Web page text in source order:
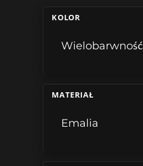
KOLOR
Wielobarwność
MATERIAŁ
Emalia